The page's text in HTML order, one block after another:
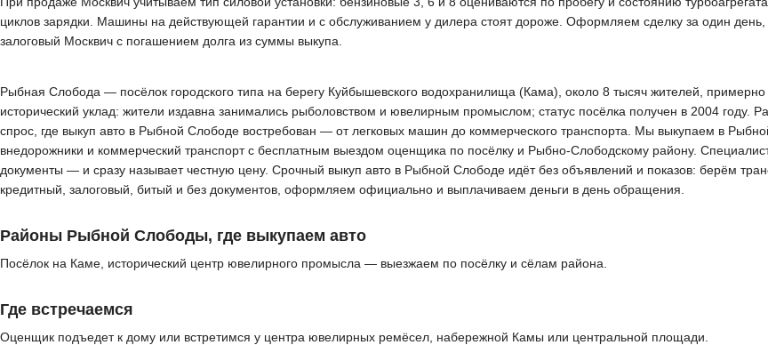
циклов зарядки. Машины на действующей гарантии и с обслуживанием у дилера стоят дороже. Оформляем сделку за один
залоговый Москвич с погашением долга из суммы выкупа.
Рыбная Слобода — посёлок городского типа на берегу Куйбышевского водохранилища (Кама), около 8 тысяч жителей, примерно
исторический уклад: жители издавна занимались рыболовством и ювелирным промыслом; статус посёлка получен в 2004 году.
спрос, где выкуп авто в Рыбной Слободе востребован — от легковых машин до коммерческого транспорта. Мы выкупаем в
внедорожники и коммерческий транспорт с бесплатным выездом оценщика по посёлку и Рыбно-Слободскому району.
документы — и сразу называет честную цену. Срочный выкуп авто в Рыбной Слободе идёт без объявлений и показов: берём
кредитный, залоговый, битый и без документов, оформляем официально и выплачиваем деньги в день обращения.
Районы Рыбной Слободы, где выкупаем авто
Посёлок на Каме, исторический центр ювелирного промысла — выезжаем по посёлку и сёлам района.
Где встречаемся
Оценщик подъедет к дому или встретимся у центра ювелирных ремёсел, набережной Камы или центральной площади.